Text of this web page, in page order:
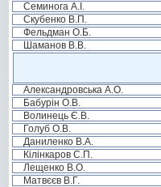
Семинога А.І.
Скубенко В.П.
Фельдман О.Б.
Шаманов В.В.
Александровська А.О.
Бабурін О.В.
Волинець Є.В.
Голуб О.В.
Даниленко В.А.
Кілінкаров С.П.
Лещенко В.О.
Матвєєв В.Г.